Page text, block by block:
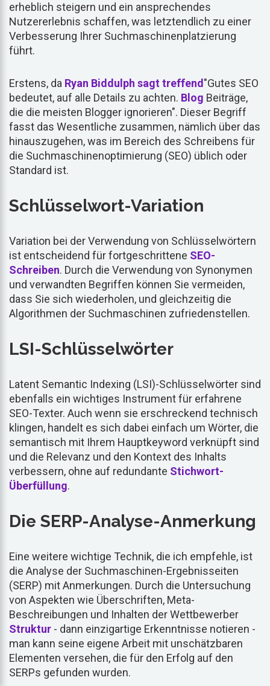
erheblich steigern und ein ansprechendes
Nutzererlebnis schaffen, was letztendlich zu einer
Verbesserung Ihrer Suchmaschinenplatzierung
führt.
Erstens, da Ryan Biddulph sagt treffend"Gutes SEO
bedeutet, auf alle Details zu achten. Blog Beiträge,
die die meisten Blogger ignorieren". Dieser Begriff
fasst das Wesentliche zusammen, nämlich über das
hinauszugehen, was im Bereich des Schreibens für
die Suchmaschinenoptimierung (SEO) üblich oder
Standard ist.
Schlüsselwort-Variation
Variation bei der Verwendung von Schlüsselwörtern
ist entscheidend für fortgeschrittene SEO-
Schreiben. Durch die Verwendung von Synonymen
und verwandten Begriffen können Sie vermeiden,
dass Sie sich wiederholen, und gleichzeitig die
Algorithmen der Suchmaschinen zufriedenstellen.
LSI-Schlüsselwörter
Latent Semantic Indexing (LSI)-Schlüsselwörter sind
ebenfalls ein wichtiges Instrument für erfahrene
SEO-Texter. Auch wenn sie erschreckend technisch
klingen, handelt es sich dabei einfach um Wörter, die
semantisch mit Ihrem Hauptkeyword verknüpft sind
und die Relevanz und den Kontext des Inhalts
verbessern, ohne auf redundante Stichwort-
Überfüllung.
Die SERP-Analyse-Anmerkung
Eine weitere wichtige Technik, die ich empfehle, ist
die Analyse der Suchmaschinen-Ergebnisseiten
(SERP) mit Anmerkungen. Durch die Untersuchung
von Aspekten wie Überschriften, Meta-
Beschreibungen und Inhalten der Wettbewerber
Struktur - dann einzigartige Erkenntnisse notieren -
man kann seine eigene Arbeit mit unschätzbaren
Elementen versehen, die für den Erfolg auf den
SERPs gefunden wurden.